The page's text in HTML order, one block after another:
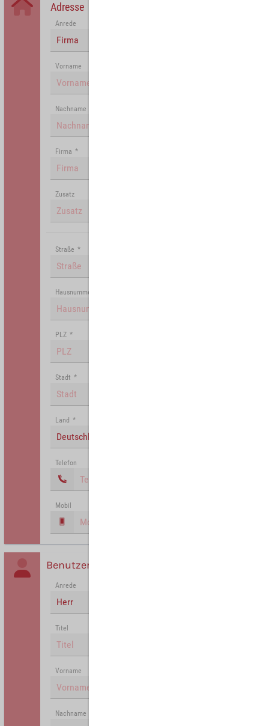
Adresse
Anrede
Firma
Vorname
Nachname
Firma *
Zusatz
Straße *
Hausnummer
PLZ *
Stadt *
Land *
Deutschland
Telefon
Mobil
Benutzer
Anrede
Herr
Titel
Vorname
Nachname